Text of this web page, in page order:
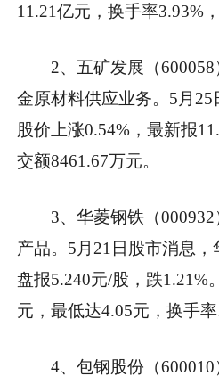
11.21亿元，换手率3.93%
2、五矿发展（
金原材料供应业务。5月
股价上涨0.54%，最新报
交额8461.67万元。
3、华菱钢铁（
产品。5月21日股市消息
盘报5.240元/股，跌1.21%
元，最低达4.05元，换手率
4、包钢股份（